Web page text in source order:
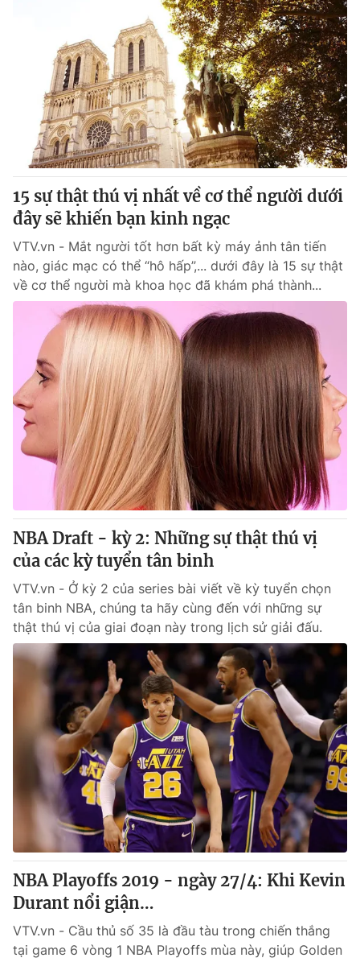
15 sự thật thú vị nhất về cơ thể người dưới
đây sẽ khiến bạn kinh ngạc
VTV.vn - Mắt người tốt hơn bất kỳ máy ảnh tân tiến
nào, giác mạc có thể “hô hấp”,... dưới đây là 15 sự thật
về cơ thể người mà khoa học đã khám phá thành...
NBA Draft - kỳ 2: Những sự thật thú vị
của các kỳ tuyển tân binh
VTV.vn - Ở kỳ 2 của series bài viết về kỳ tuyển chọn
tân binh NBA, chúng ta hãy cùng đến với những sự
thật thú vị của giai đoạn này trong lịch sử giải đấu.
NBA Playoffs 2019 - ngày 27/4: Khi Kevin
Durant nổi giận…
VTV.vn - Cầu thủ số 35 là đầu tàu trong chiến thắng
tại game 6 vòng 1 NBA Playoffs mùa này, giúp Golden